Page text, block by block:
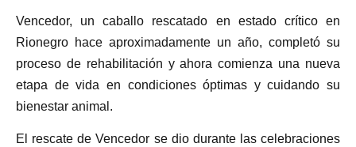
Vencedor, un caballo rescatado en estado crítico en
Rionegro hace aproximadamente un año, completó su
proceso de rehabilitación y ahora comienza una nueva
etapa de vida en condiciones óptimas y cuidando su
bienestar animal.
El rescate de Vencedor se dio durante las celebraciones